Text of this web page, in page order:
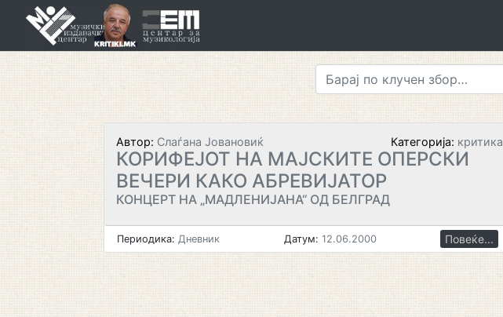
Автор: Слаѓана Јовановиќ Категорија: критика
КОРИФЕЈОТ НА МАЈСКИТЕ ОПЕРСКИ
ВЕЧЕРИ КАКО АБРЕВИЈАТОР
КОНЦЕРТ НА „МАДЛЕНИЈАНА“ ОД БЕЛГРАД
Периодика: Дневник Датум: 12.06.2000 Повеќе...